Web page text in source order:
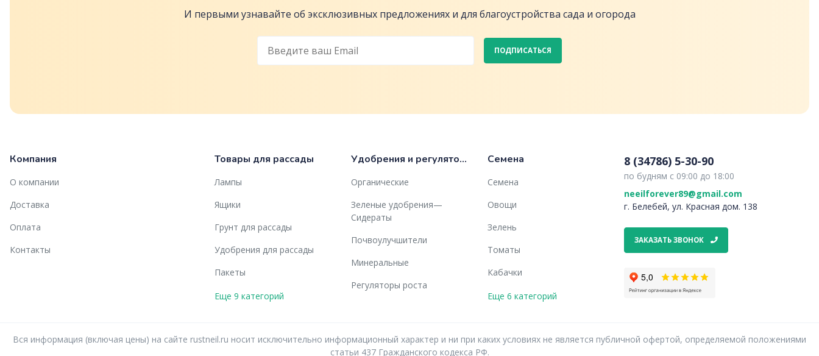
И первыми узнавайте об эксклюзивных предложениях и для благоустройства сада и огорода
ПОДПИСАТЬСЯ
Компания
О компании
Доставка
Оплата
Контакты
Товары для рассады
Лампы
Ящики
Грунт для рассады
Удобрения для рассады
Пакеты
Еще 9 категорий
Удобрения и регуляторы роста
Органические
Зеленые удобрения—
Сидераты
Почвоулучшители
Минеральные
Регуляторы роста
Семена
Семена
Овощи
Зелень
Томаты
Кабачки
Еще 6 категорий
8 (34786) 5-30-90
по будням с 09:00 до 18:00
neeilforever89@gmail.com
г. Белебей, ул. Красная дом. 138
ЗАКАЗАТЬ ЗВОНОК
Вся информация (включая цены) на сайте rustneil.ru носит исключительно информационный характер и ни при каких условиях не является публичной офертой, определяемой положениями
статьи 437 Гражданского кодекса РФ.